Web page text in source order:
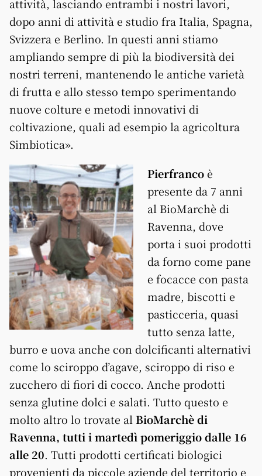
attività, lasciando entrambi i nostri lavori,
dopo anni di attività e studio fra Italia, Spagna,
Svizzera e Berlino. In questi anni stiamo
ampliando sempre di più la biodiversità dei
nostri terreni, mantenendo le antiche varietà
di frutta e allo stesso tempo sperimentando
nuove colture e metodi innovativi di
coltivazione, quali ad esempio la agricoltura
Simbiotica».
Pierfrancoè
presente da 7 anni
al BioMarchè di
Ravenna, dove
porta i suoi prodotti
da forno come pane
e focacce con pasta
madre, biscotti e
pasticceria, quasi
tutto senza latte,
burro e uova anche con dolcificanti alternativi
come lo sciroppo d’agave, sciroppo di riso e
zucchero di fiori di cocco. Anche prodotti
senza glutine dolci e salati. Tutto questo e
molto altro lo trovate al BioMarchè di
Ravenna, tutti i martedì pomeriggio dalle 16
alle 20. Tutti prodotti certificati biologici
provenienti da piccole aziende del territorio e